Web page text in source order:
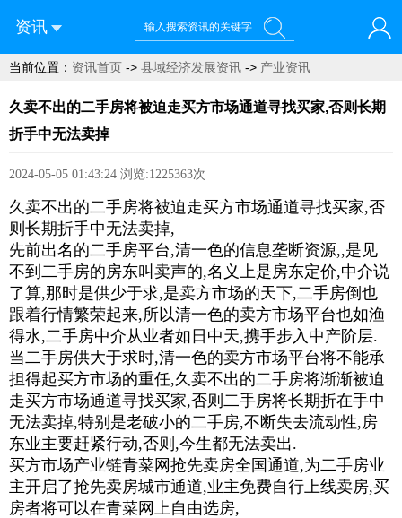
资讯
您好！欢迎来到青菜网
当前位置： 资讯首页 -> 县域经济发展资讯 -> 产业资讯
久卖不出的二手房将被迫走买方市场通道寻找买家,否则长期
折手中无法卖掉
2024-05-05 01:43:24 浏览:1225363次
久卖不出的二手房将被迫走买方市场通道寻找买家,否
则长期折手中无法卖掉,
先前出名的二手房平台,清一色的信息垄断资源,,是见
不到二手房的房东叫卖声的,名义上是房东定价,中介说
了算,那时是供少于求,是卖方市场的天下,二手房倒也
跟着行情繁荣起来,所以清一色的卖方市场平台也如渔
得水,二手房中介从业者如日中天,携手步入中产阶层.
当二手房供大于求时,清一色的卖方市场平台将不能承
担得起买方市场的重任,久卖不出的二手房将渐渐被迫
走买方市场通道寻找买家,否则二手房将长期折在手中
无法卖掉,特别是老破小的二手房,不断失去流动性,房
东业主要赶紧行动,否则,今生都无法卖出.
买方市场产业链青菜网抢先卖房全国通道,为二手房业
主开启了抢先卖房城市通道,业主免费自行上线卖房,买
房者将可以在青菜网上自由选房,